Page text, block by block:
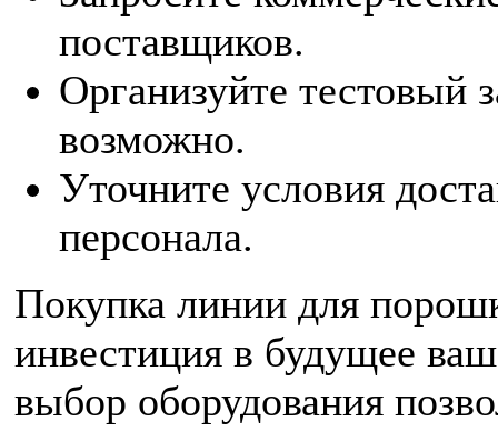
поставщиков.
Организуйте тестовый
возможно.
Уточните условия
персонала.
Покупка линии для
инвестиция в будущее
выбор оборудования